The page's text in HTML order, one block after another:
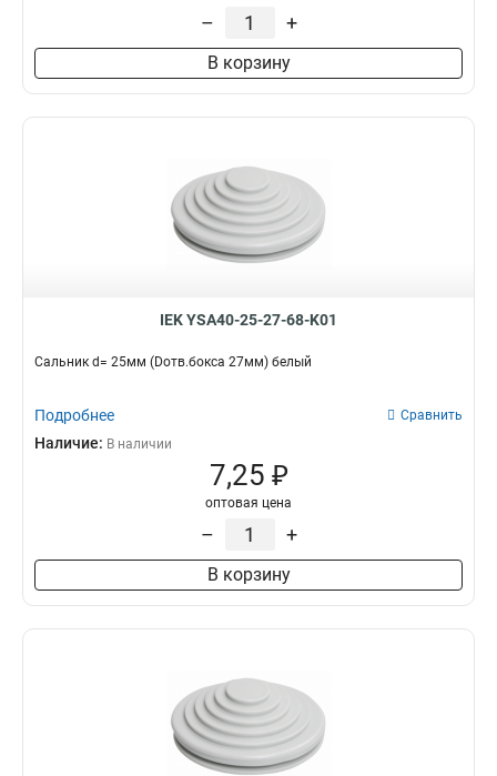
– +
В корзину
IEK YSA40-25-27-68-K01
Сальник d= 25мм (Dотв.бокса 27мм) белый
Подробнее Сравнить
Наличие: В наличии
7,25 ₽
оптовая цена
– +
В корзину